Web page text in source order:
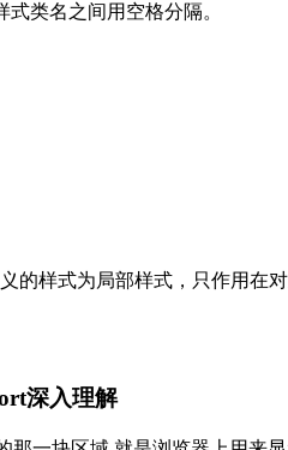
类名之间用空格分隔。
的样式为局部样式，只作用在
深入理解